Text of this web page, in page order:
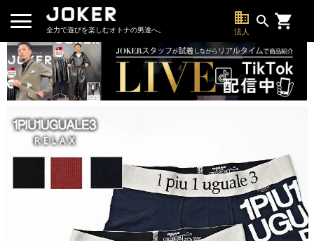
全力で遊びを楽しむオトナの男達へ。
business
法人
search